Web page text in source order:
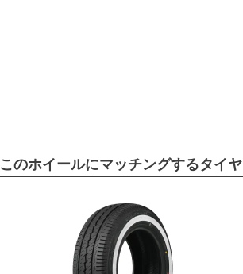
このホイールにマッチングするタイヤ